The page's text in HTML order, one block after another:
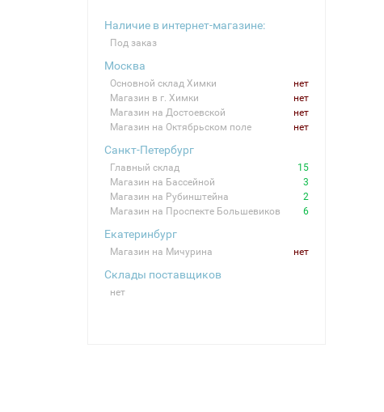
Наличие в интернет-магазине:
Под заказ
Москва
Основной склад Химки
нет
Магазин в г. Химки
нет
Магазин на Достоевской
нет
Магазин на Октябрьском поле
нет
Санкт-Петербург
Главный склад
15
Магазин на Бассейной
3
Магазин на Рубинштейна
2
Магазин на Проспекте Большевиков
6
Екатеринбург
Магазин на Мичурина нет
Склады поставщиков
нет